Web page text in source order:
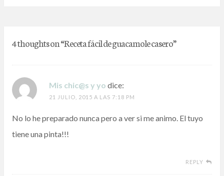
4 thoughts on “Receta fácil de guacamole casero”
Mis chic@s y yo dice:
21 JULIO, 2015 A LAS 7:18 PM
No lo he preparado nunca pero a ver si me animo. El tuyo
tiene una pinta!!!
REPLY